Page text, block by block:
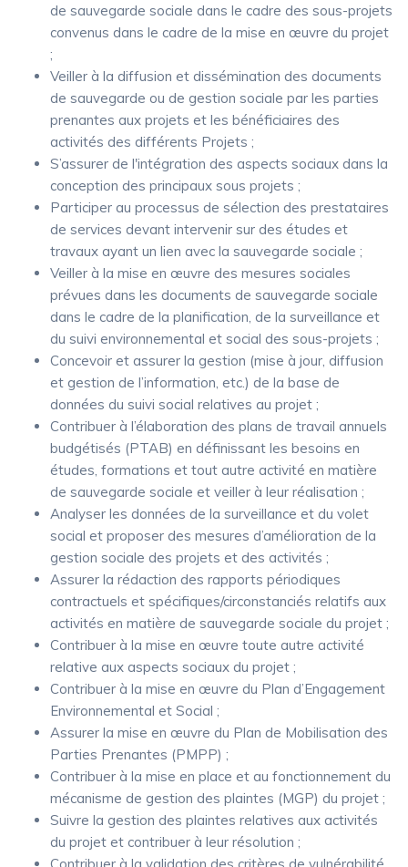
de sauvegarde sociale dans le cadre des sous-projets
convenus dans le cadre de la mise en œuvre du projet
;
Veiller à la diffusion et dissémination des documents
de sauvegarde ou de gestion sociale par les parties
prenantes aux projets et les bénéficiaires des
activités des différents Projets ;
S’assurer de l'intégration des aspects sociaux dans la
conception des principaux sous projets ;
Participer au processus de sélection des prestataires
de services devant intervenir sur des études et
travaux ayant un lien avec la sauvegarde sociale ;
Veiller à la mise en œuvre des mesures sociales
prévues dans les documents de sauvegarde sociale
dans le cadre de la planification, de la surveillance et
du suivi environnemental et social des sous-projets ;
Concevoir et assurer la gestion (mise à jour, diffusion
et gestion de l’information, etc.) de la base de
données du suivi social relatives au projet ;
Contribuer à l’élaboration des plans de travail annuels
budgétisés (PTAB) en définissant les besoins en
études, formations et tout autre activité en matière
de sauvegarde sociale et veiller à leur réalisation ;
Analyser les données de la surveillance et du volet
social et proposer des mesures d’amélioration de la
gestion sociale des projets et des activités ;
Assurer la rédaction des rapports périodiques
contractuels et spécifiques/circonstanciés relatifs aux
activités en matière de sauvegarde sociale du projet ;
Contribuer à la mise en œuvre toute autre activité
relative aux aspects sociaux du projet ;
Contribuer à la mise en œuvre du Plan d’Engagement
Environnemental et Social ;
Assurer la mise en œuvre du Plan de Mobilisation des
Parties Prenantes (PMPP) ;
Contribuer à la mise en place et au fonctionnement du
mécanisme de gestion des plaintes (MGP) du projet ;
Suivre la gestion des plaintes relatives aux activités
du projet et contribuer à leur résolution ;